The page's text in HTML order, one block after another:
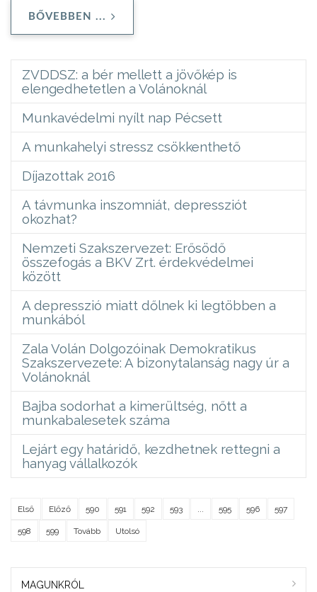
BŐVEBBEN ...
ZVDDSZ: a bér mellett a jövőkép is
elengedhetetlen a Volánoknál
Munkavédelmi nyílt nap Pécsett
A munkahelyi stressz csökkenthető
Díjazottak 2016
A távmunka inszomniát, depressziót
okozhat?
Nemzeti Szakszervezet: Erősödő
összefogás a BKV Zrt. érdekvédelmei
között
A depresszió miatt dőlnek ki legtöbben a
munkából
Zala Volán Dolgozóinak Demokratikus
Szakszervezete: A bizonytalanság nagy úr a
Volánoknál
Bajba sodorhat a kimerültség, nőtt a
munkabalesetek száma
Lejárt egy határidő, kezdhetnek rettegni a
hanyag vállalkozók
Első Előző 590 591 592 593 ... 595 596 597
598 599 Tovább Utolsó
MAGUNKRÓL